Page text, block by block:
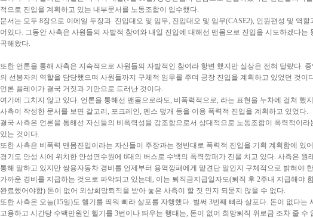
적으로 진입을 계획하고 있는 내부문서를 노동조합이 입수했다.
문서는 모두 8장으로 이메일 두장과 진입대오 및 임무, 진입대오 및 임무(CASE2), 인원편성 및 역할
어있다. 그동안 사측은 사원들의 자발적 참여와 내일 진입에 대해선 맨몸으로 진입을 시도하겠다는
곡해왔다.
또한 언론을 통해 사측은 지속적으로 사원들의 자발적인 참여라 항변 했지만 실상은 전혀 달랐다.
의 선봉자의 역할을 담당했으며 사원들까지 구체적 임무를 주며 공장 진입을 계획하고 있었던 것이
언론 플레이가 결국 거짓과 기만으로 드러난 것이다.
여기에 그치지 않고 있다. 언론을 통해선 맨몸으로라도, 비폭력적으로, 라는 표현을 누차에 걸쳐 했
사측이 작성한 문서를 보면 갈고리, 포크레인, 펜스 덮개 등을 이용 폭력적 진입을 계획하고 있었다.
결국 사측은 언론을 통해선 자신들의 비폭력성을 강조함으로서 상대적으로 노동조합이 폭력적이
있는 것이다.
또한 사측은 비폭력 맨몸진입이라는 자신들이 주장과는 정반대로 폭력적 진입을 기획 계획함에 있
경기도 안성 시에 위치한 안성연수원에 6대의 버스로 수백의 폭력깡패가 진을 치고 있다. 사측은 원
통해 말하고 있지만 쌍용자동차 경비를 언제부터 용역깡패에게 맡견단 말인지 구체적으로 밝혀야
가까운 경비를 지급하는 것으로 파악되고 있는데, 이는 퇴직금지급일자도(퇴직 후 2주내 지급해야
완료했어야함) 돈이 없어 외상희망퇴직을 받아 놓은 사측이 할 짓 인지 되묻지 않을 수 없다.
또한 사측은 오늘(15일)도 헬기를 띄워 삐라 살포를 자행했다. 벌써 3번째 삐라 살포다. 돈이 없다는
고용하고 시간당 수백만원인 헬기를 3번이나 띄우는 행태는, 돈이 없어 희망퇴직 위로금 조차 줄 수